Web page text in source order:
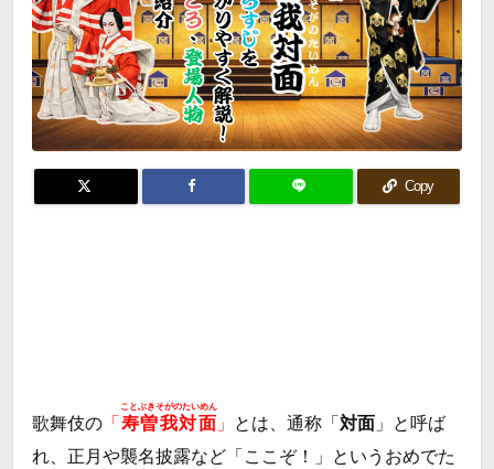
Copy
歌舞伎の 「寿曽我対面
ことぶきそがのたいめん
」 とは、通称「対面 」と呼ば
れ、正月や襲名披露など「ここぞ！」というおめでた